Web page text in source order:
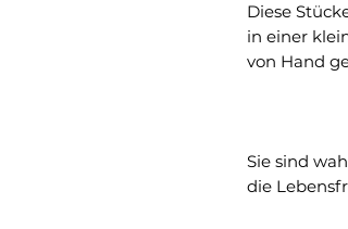
Diese
in einer
von Hand
Sie sind
die